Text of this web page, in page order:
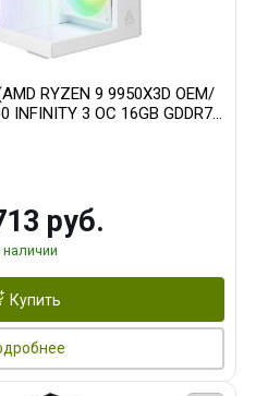
RYZEN 9 9950X3D OEM/
3 OC 16GB GDDR7
руб.
наличии
Купить